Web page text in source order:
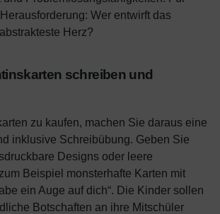
Wer entwirft das
Herz?
schreiben und
zu kaufen, machen Sie daraus eine
inklusive Schreibübung. Geben Sie
Designs oder leere
Beispiel monsterhafte Karten mit
ein Auge auf dich“. Die Kinder sollen
Botschaften an ihre Mitschüler